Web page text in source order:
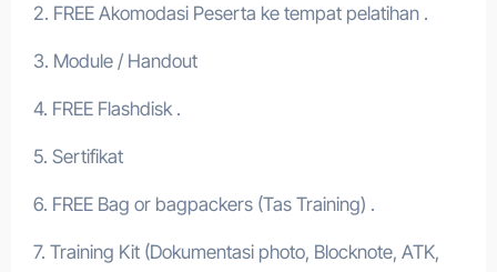
2. FREE Akomodasi Peserta ke tempat pelatihan .
3. Module / Handout
4. FREE Flashdisk .
5. Sertifikat
6. FREE Bag or bagpackers (Tas Training) .
7. Training Kit (Dokumentasi photo, Blocknote, ATK,